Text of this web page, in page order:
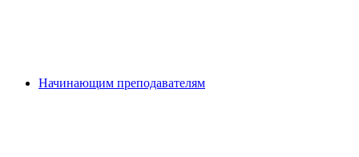
Начинающим преподавателям